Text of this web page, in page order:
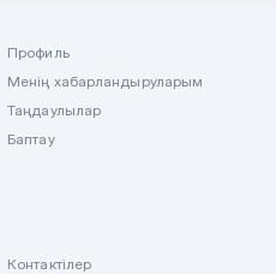
Профиль
Менің хабарландыруларым
Таңдаулылар
Баптау
Контактілер